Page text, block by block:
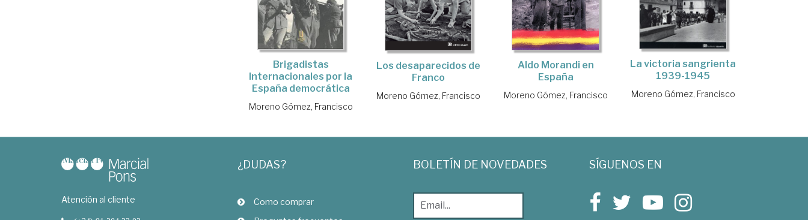
Brigadistas
Internacionales por la
España democrática
Moreno Gómez, Francisco
Los desaparecidos de
Franco
Moreno Gómez, Francisco
Aldo Morandi en
España
Moreno Gómez, Francisco
La victoria sangrienta
1939-1945
Moreno Gómez, Francisco
Atención al cliente
¿DUDAS?
Como comprar
BOLETÍN DE NOVEDADES SÍGUENOS EN